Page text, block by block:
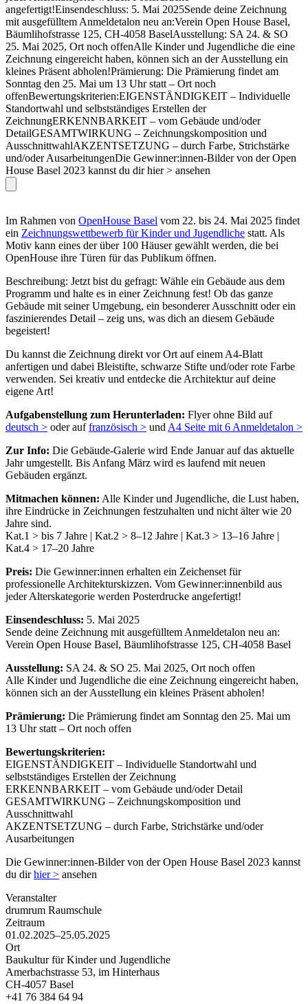
angefertigt!Einsendeschluss: 5. Mai 2025Sende deine Zeichnung
mit ausgefülltem Anmeldetalon neu an:Verein Open House Basel,
Bäumlihofstrasse 125, CH-4058 BaselAusstellung: SA 24. & SO
25. Mai 2025, Ort noch offenAlle Kinder und Jugendliche die eine
Zeichnung eingereicht haben, können sich an der Ausstellung ein
kleines Präsent abholen!Prämierung: Die Prämierung findet am
Sonntag den 25. Mai um 13 Uhr statt – Ort noch
offenBewertungskriterien:EIGENSTÄNDIGKEIT – Individuelle
Standortwahl und selbstständiges Erstellen der
ZeichnungERKENNBARKEIT – vom Gebäude und/oder
DetailGESAMTWIRKUNG – Zeichnungskomposition und
AusschnittwahlAKZENTSETZUNG – durch Farbe, Strichstärke
und/oder AusarbeitungenDie Gewinner:innen-Bilder von der Open
House Basel 2023 kannst du dir hier > ansehen
Im Rahmen von OpenHouse Basel vom 22. bis 24. Mai 2025 findet
ein Zeichnungswettbewerb für Kinder und Jugendliche statt. Als
Motiv kann eines der über 100 Häuser gewählt werden, die bei
OpenHouse ihre Türen für das Publikum öffnen.
Beschreibung: Jetzt bist du gefragt: Wähle ein Gebäude aus dem
Programm und halte es in einer Zeichnung fest! Ob das ganze
Gebäude mit seiner Umgebung, ein besonderer Ausschnitt oder ein
faszinierendes Detail – zeig uns, was dich an diesem Gebäude
begeistert!
Du kannst die Zeichnung direkt vor Ort auf einem A4-Blatt
anfertigen und dabei Bleistifte, schwarze Stifte und/oder rote Farbe
verwenden. Sei kreativ und entdecke die Architektur auf deine
eigene Art!
Aufgabenstellung zum Herunterladen: Flyer ohne Bild auf
deutsch > oder auffranzösisch > undA4 Seite mit 6 Anmeldetalon >
Zur Info: Die Gebäude-Galerie wird Ende Januar auf das aktuelle
Jahr umgestellt. Bis Anfang März wird es laufend mit neuen
Gebäuden ergänzt.
Mitmachen können: Alle Kinder und Jugendliche, die Lust haben,
ihre Eindrücke in Zeichnungen festzuhalten und nicht älter wie 20
Jahre sind.
Kat.1 > bis 7 Jahre | Kat.2 > 8–12 Jahre | Kat.3 > 13–16 Jahre |
Kat.4 > 17–20 Jahre
Preis: Die Gewinner:innen erhalten ein Zeichenset für
professionelle Architekturskizzen. Vom Gewinner:innenbild aus
jeder Alterskategorie werden Posterdrucke angefertigt!
Einsendeschluss: 5. Mai 2025
Sende deine Zeichnung mit ausgefülltem Anmeldetalon neu an:
Verein Open House Basel, Bäumlihofstrasse 125, CH-4058 Basel
Ausstellung: SA 24. & SO 25. Mai 2025, Ort noch offen
Alle Kinder und Jugendliche die eine Zeichnung eingereicht haben,
können sich an der Ausstellung ein kleines Präsent abholen!
Prämierung: Die Prämierung findet am Sonntag den 25. Mai um
13 Uhr statt – Ort noch offen
Bewertungskriterien:
EIGENSTÄNDIGKEIT – Individuelle Standortwahl und
selbstständiges Erstellen der Zeichnung
ERKENNBARKEIT – vom Gebäude und/oder Detail
GESAMTWIRKUNG – Zeichnungskomposition und
Ausschnittwahl
AKZENTSETZUNG – durch Farbe, Strichstärke und/oder
Ausarbeitungen
Die Gewinner:innen-Bilder von der Open House Basel 2023 kannst
du dirhier > ansehen
Veranstalter
drumrum Raumschule
Zeitraum
01.02.2025–25.05.2025
Ort
Baukultur für Kinder und Jugendliche
Amerbachstrasse 53, im Hinterhaus
CH-4057 Basel
+41 76 384 64 94